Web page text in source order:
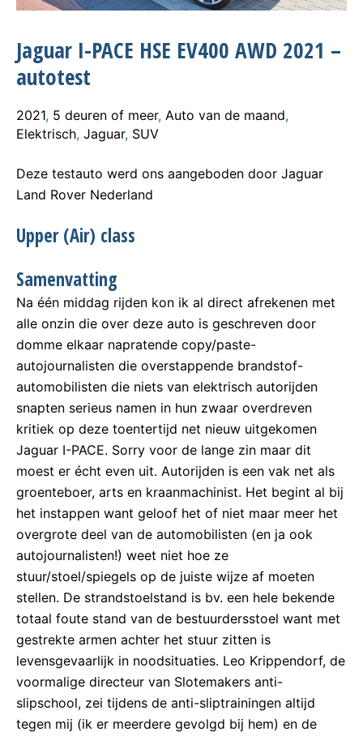
Jaguar I-PACE HSE EV400 AWD 2021 –
autotest
2021, 5 deuren of meer, Auto van de maand,
Elektrisch, Jaguar, SUV
Deze testauto werd ons aangeboden door Jaguar
Land Rover Nederland
Upper (Air) class
Samenvatting
Na één middag rijden kon ik al direct afrekenen met
alle onzin die over deze auto is geschreven door
domme elkaar napratende copy/paste-
autojournalisten die overstappende brandstof-
automobilisten die niets van elektrisch autorijden
snapten serieus namen in hun zwaar overdreven
kritiek op deze toentertijd net nieuw uitgekomen
Jaguar I-PACE. Sorry voor de lange zin maar dit
moest er écht even uit. Autorijden is een vak net als
groenteboer, arts en kraanmachinist. Het begint al bij
het instappen want geloof het of niet maar meer het
overgrote deel van de automobilisten (en ja ook
autojournalisten!) weet niet hoe ze
stuur/stoel/spiegels op de juiste wijze af moeten
stellen. De strandstoelstand is bv. een hele bekende
totaal foute stand van de bestuurdersstoel want met
gestrekte armen achter het stuur zitten is
levensgevaarlijk in noodsituaties. Leo Krippendorf, de
voormalige directeur van Slotemakers anti-
slipschool, zei tijdens de anti-sliptrainingen altijd
tegen mij (ik er meerdere gevolgd bij hem) en de